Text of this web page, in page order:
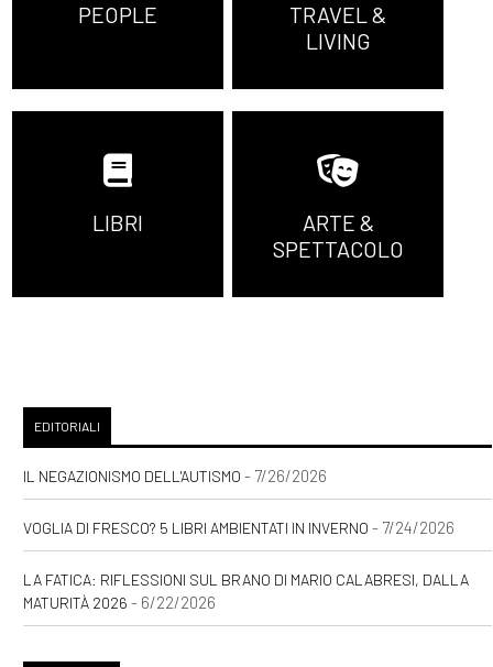
PEOPLE
TRAVEL &
LIVING
LIBRI
ARTE &
SPETTACOLO
EDITORIALI
IL NEGAZIONISMO DELL'AUTISMO - 7/26/2026
VOGLIA DI FRESCO? 5 LIBRI AMBIENTATI IN INVERNO - 7/24/2026
LA FATICA: RIFLESSIONI SUL BRANO DI MARIO CALABRESI, DALLA
MATURITÀ 2026 - 6/22/2026